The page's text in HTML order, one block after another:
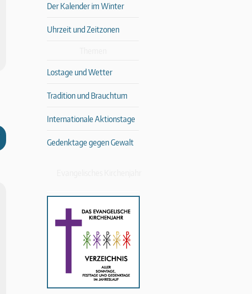
Der Kalender im Winter
Uhrzeit und Zeitzonen
Lostage und Wetter
Tradition und Brauchtum
Internationale Aktionstage
Gedenktage gegen Gewalt